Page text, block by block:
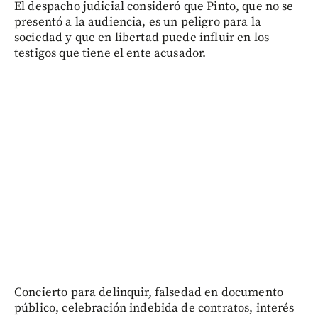
El despacho judicial consideró que Pinto, que no se
presentó a la audiencia, es un peligro para la
sociedad y que en libertad puede influir en los
testigos que tiene el ente acusador.
Concierto para delinquir, falsedad en documento
público, celebración indebida de contratos, interés